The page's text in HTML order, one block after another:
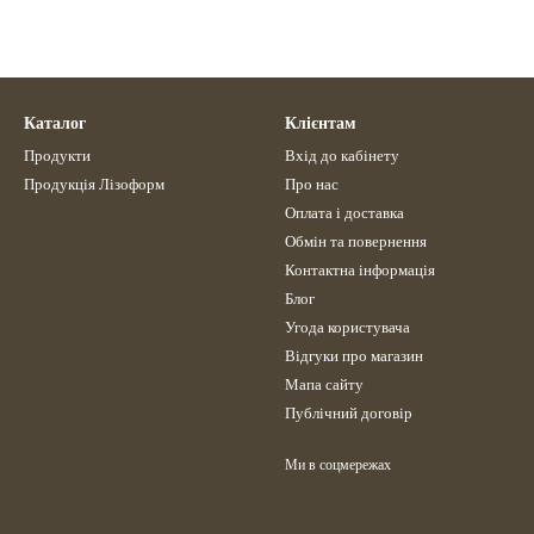
Каталог
Продукти
Продукція Лізоформ
Клієнтам
Вхід до кабінету
Про нас
Оплата і доставка
Обмін та повернення
Контактна інформація
Блог
Угода користувача
Відгуки про магазин
Мапа сайту
Публічний договір
Ми в соцмережах